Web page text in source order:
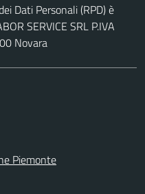
Dati Personali (RPD) è
SERVICE SRL P.IVA
Novara
Piemonte